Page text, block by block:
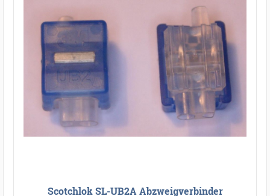
Scotchlok SL-UB2A Abzweigverbinder